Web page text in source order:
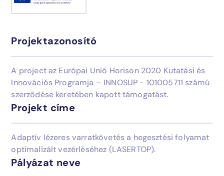
Üzemeltetés
Ipari megoldások
Karrier
Blog
Kapcsolat
Projektazonosító
A project az Európai Unió Horison 2020 Kutatási és
Innovációs Programja – INNOSUP - 101005711 számú
szerződése keretében kapott támogatást.
Projekt címe
Adaptív lézeres varratkövetés a hegesztési folyamat
optimalizált vezérléséhez (LASERTOP).
Pályázat neve